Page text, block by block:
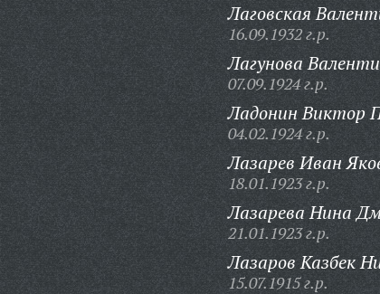
Лаговская
16.09.1932 г.р.
Лагунова
07.09.1924 г.р.
Ладонин Виктор
04.02.1924 г.р.
Лазарев Иван
18.01.1923 г.р.
Лазарева Нина
21.01.1923 г.р.
Лазаров Казбек
15.07.1915 г.р.